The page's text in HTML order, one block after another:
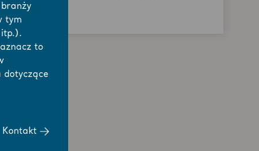
tym
itp.).
to
dotyczące
Kontakt